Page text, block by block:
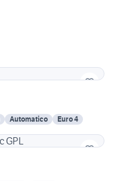
Automatico
Euro 4